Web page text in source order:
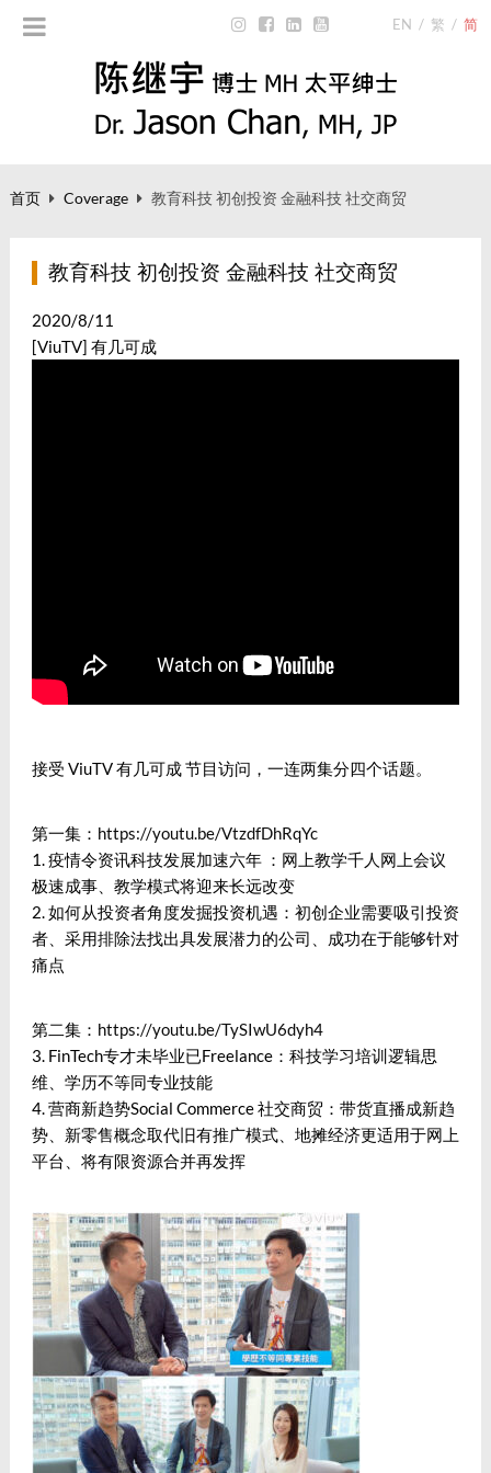
EN / 繁 / 简
首页 Coverage 教育科技 初创投资 金融科技 社交商贸
教育科技 初创投资 金融科技 社交商贸
2020/8/11
[ViuTV] 有几可成
接受 ViuTV 有几可成 节目访问，一连两集分四个话题。
第一集： https://youtu.be/VtzdfDhRqYc
1. 疫情令资讯科技发展加速六年 ：网上教学千人网上会议
极速成事、教学模式将迎来长远改变
2. 如何从投资者角度发掘投资机遇：初创企业需要吸引投资
者、采用排除法找出具发展潜力的公司、成功在于能够针对
痛点
第二集： https://youtu.be/TySIwU6dyh4
3. FinTech专才未毕业已Freelance：科技学习培训逻辑思
维、学历不等同专业技能
4. 营商新趋势Social Commerce 社交商贸：带货直播成新趋
势、新零售概念取代旧有推广模式、地摊经济更适用于网上
平台、将有限资源合并再发挥